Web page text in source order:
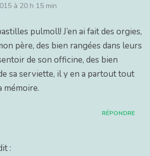
à 20 h 15 min
pulmoll! J’en ai fait des orgies,
père, des bien rangées dans leurs
de son officine, des bien
sa serviette, il y en a partout tout
mémoire.
RÉPONDRE
: